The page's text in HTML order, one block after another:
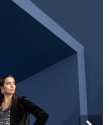
могат да бъдат
което означава, че
„хвърлили око“. Още
удивителен
Кой друг обича
жените?